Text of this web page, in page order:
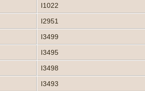
I1022
I2951
I3499
I3495
I3498
I3493